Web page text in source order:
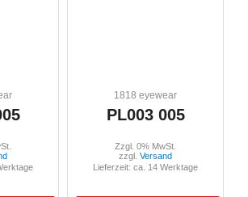
1818 eyewear
PL003 005
Zzgl. 0% MwSt.
zzgl. Versand
Lieferzeit: ca. 14 Werktage